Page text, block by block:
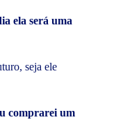
ela será uma
seja ele
comprarei um